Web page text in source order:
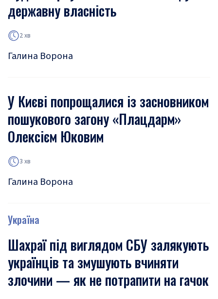
державну власність
2 хв
Галина Ворона
У Києві попрощалися із засновником
пошукового загону «Плацдарм»
Олексієм Юковим
3 хв
Галина Ворона
Україна
Шахраї під виглядом СБУ залякують
українців та змушують вчиняти
злочини — як не потрапити на гачок